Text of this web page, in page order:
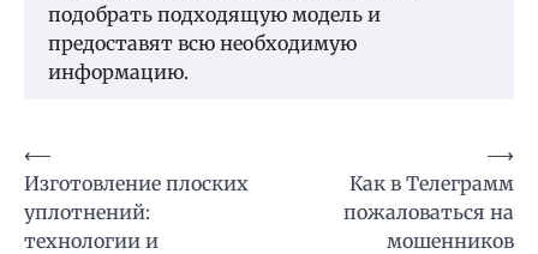
подобрать подходящую модель и
предоставят всю необходимую
информацию.
Навигация
по
записям
⟵
Изготовление плоских
уплотнений:
технологии и
Как в Телеграмм
пожаловаться на
мошенников
⟶